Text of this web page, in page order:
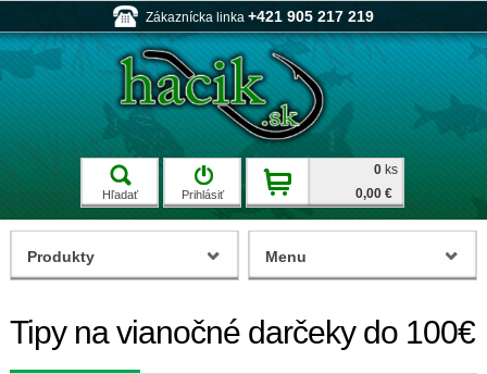
Zákaznícka linka +421 905 217 219
Hľadať Prihlásiť
0 ks
0,00 €
Tipy na vianočné darčeky do 100€
Produkty Menu